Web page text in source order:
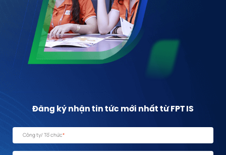
Đăng ký nhận tin tức mới nhất từ FPT IS
Công ty/ Tổ chức*